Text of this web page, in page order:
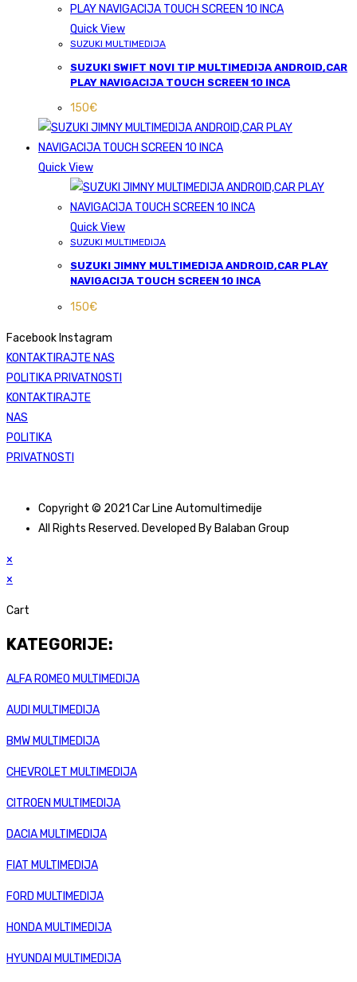
Quick View
SUZUKI MULTIMEDIJA
SUZUKI SWIFT NOVI TIP MULTIMEDIJA ANDROID,CAR
PLAY NAVIGACIJA TOUCH SCREEN 10 INCA
150€
Quick View
Quick View
SUZUKI MULTIMEDIJA
SUZUKI JIMNY MULTIMEDIJA ANDROID,CAR PLAY
NAVIGACIJA TOUCH SCREEN 10 INCA
150€
Facebook Instagram
KONTAKTIRAJTE NAS
POLITIKA PRIVATNOSTI
KONTAKTIRAJTE
NAS
POLITIKA
PRIVATNOSTI
Copyright © 2021 Car Line Automultimedije
All Rights Reserved. Developed By Balaban Group
×
×
Cart
KATEGORIJE:
ALFA ROMEO MULTIMEDIJA
AUDI MULTIMEDIJA
BMW MULTIMEDIJA
CHEVROLET MULTIMEDIJA
CITROEN MULTIMEDIJA
DACIA MULTIMEDIJA
FIAT MULTIMEDIJA
FORD MULTIMEDIJA
HONDA MULTIMEDIJA
HYUNDAI MULTIMEDIJA